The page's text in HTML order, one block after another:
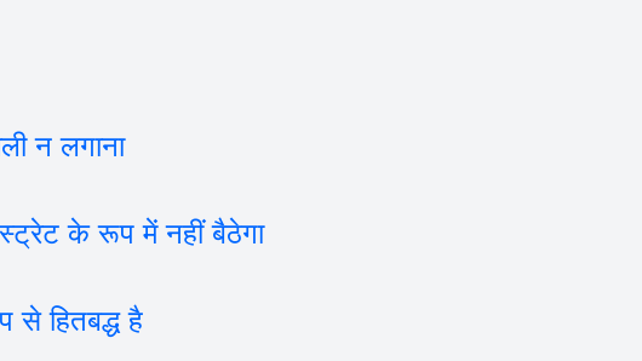
न लगाना
के रूप में नहीं बैठेगा
हितबद्ध है